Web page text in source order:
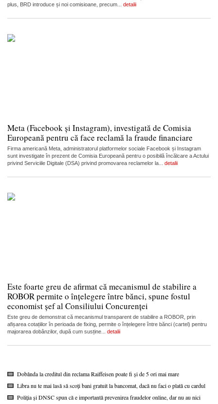
plus, BRD introduce și noi comisioane, precum... detalii
Meta (Facebook și Instagram), investigată de Comisia
Europeană pentru că face reclamă la fraude financiare
Firma americană Meta, administratorul platformelor sociale Facebook și Instagram
sunt investigate în prezent de Comisia Europeană pentru o posibilă încălcare a Actului
privind Serviciile Digitale (DSA) privind promovarea reclamelor la... detalii
Este foarte greu de afirmat că mecanismul de stabilire a
ROBOR permite o înțelegere între bănci, spune fostul
economist șef al Consiliului Concurenței
Este greu de demonstrat că mecanismul transparent de stabilire a ROBOR, prin
afișarea cotațiilor în perioada de fixing, permite o înțelegere între bănci (cartel) pentru
majorarea dobânzilor, după cum susține... detalii
Dobânda la creditul din reclama Raiffeisen poate fi și de 5 ori mai mare
Libra nu te mai lasă să scoți bani gratuit la bancomat, dacă nu faci o plată cu cardul
Poliția și DNSC spun că e importantă prevenirea fraudelor online, dar nu au nici